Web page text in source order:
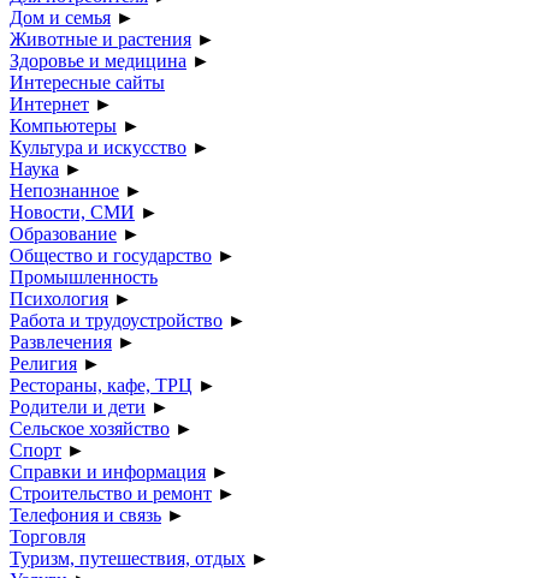
Дом и семья ►
Животные и растения ►
Здоровье и медицина ►
Интересные сайты
Интернет ►
Компьютеры ►
Культура и искусство ►
Наука ►
Непознанное ►
Новости, СМИ ►
Образование ►
Общество и государство ►
Промышленность
Психология ►
Работа и трудоустройство ►
Развлечения ►
Религия ►
Рестораны, кафе, ТРЦ ►
Родители и дети ►
Сельское хозяйство ►
Спорт ►
Справки и информация ►
Строительство и ремонт ►
Телефония и связь ►
Торговля
Туризм, путешествия, отдых ►